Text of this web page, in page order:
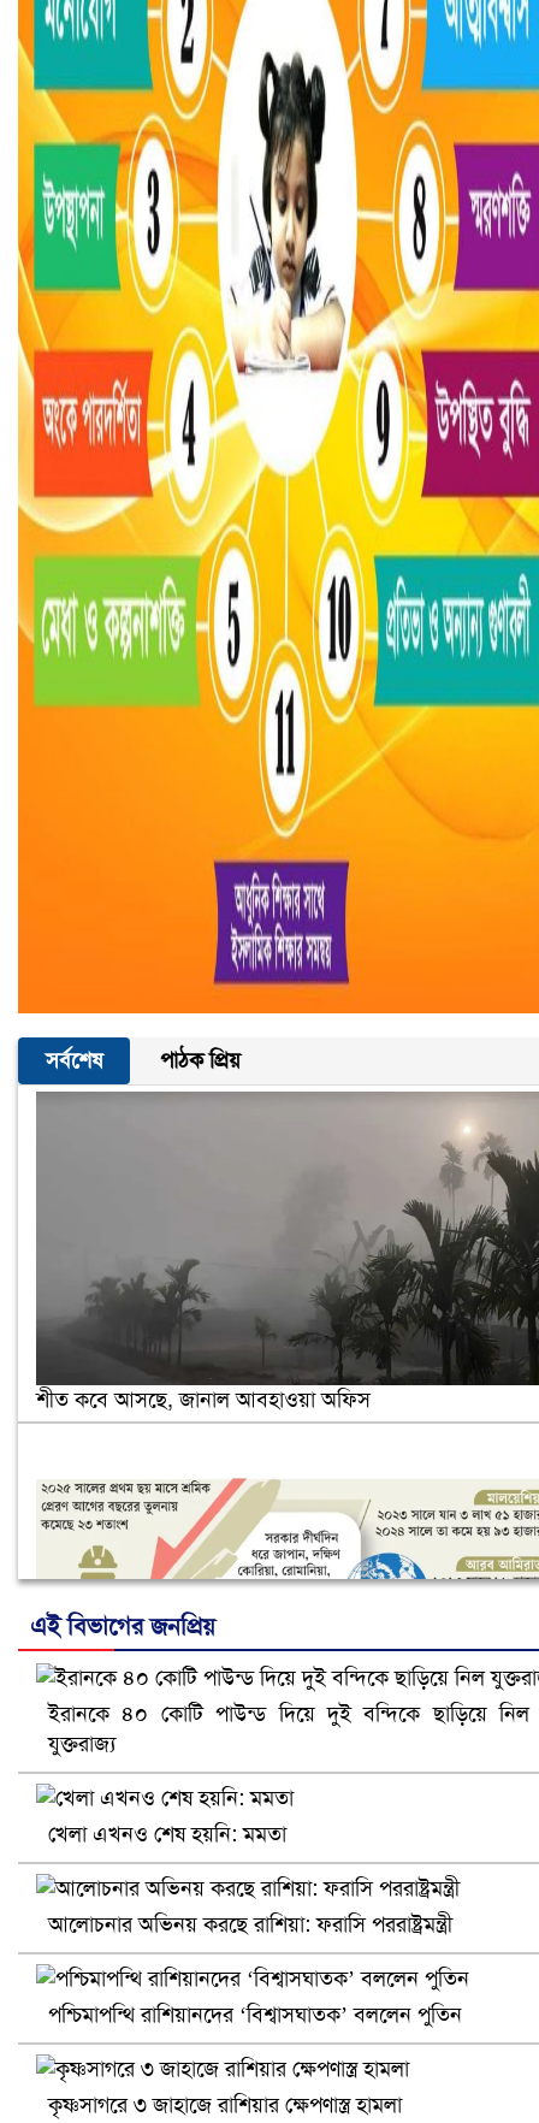
সর্বশেষ পাঠক প্রিয়
শীত কবে আসছে, জানাল আবহাওয়া অফিস
নানা সংকটে রিক্রুটিং এজেন্সি, হুমকির মুখে শ্রম রপ্তানি
খুলনায় বিএনপি অফিসে গুলি-বোমা হামলা, নিহত ১
এই বিভাগের জনপ্রিয়
ইরানকে ৪০ কোটি পাউন্ড দিয়ে দুই বন্দিকে ছাড়িয়ে নিল
যুক্তরাজ্য
খেলা এখনও শেষ হয়নি: মমতা
আলোচনার অভিনয় করছে রাশিয়া: ফরাসি পররাষ্ট্রমন্ত্রী
পশ্চিমাপন্থি রাশিয়ানদের ‘বিশ্বাসঘাতক’ বললেন পুতিন
কৃষ্ণসাগরে ৩ জাহাজে রাশিয়ার ক্ষেপণাস্ত্র হামলা